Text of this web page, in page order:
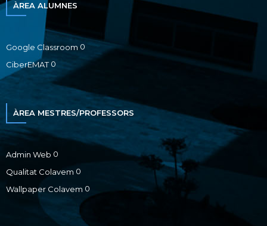
ÀREA ALUMNES
Google Classroom 0
CiberEMAT0
ÀREA MESTRES/PROFESSORS
Admin Web 0
Qualitat Colavem 0
Wallpaper Colavem 0